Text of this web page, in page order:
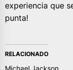
experiencia que
punta!
RELACIONADO
Michael Jackson